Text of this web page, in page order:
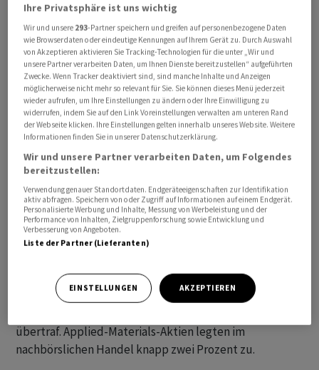
Der Chip-Zulieferer geht dabei von einem Umsatz von
6,51 Milliarden Dollar (plus oder minus 400 Millionen
Dollar) aus, wie das Unternehmen am Donnerstag nach
US-Börsenschluss mitteilte. Analysten erwarten 5,86
Milliarden Dollar. Applied Materials verwies auf
weltweit milliardenschwere Subventionen der
Regierungen in den USA, Europa und Japan für den Bau
von Chip-Fabriken. Der beinigte Gewinn dürfte zwischen
Markterwartungen von 1,61 Dollar. Im dritten Quartal
lag der Umsatz bei 6,43 Milliarden Dollar, was ebenfalls
übertraf. Applied-Materials-Aktien legten im
nachbörslichen Handel knapp zwei Prozent zu.
Ihre Privatsphäre ist uns wichtig
Wir und unsere 293-Partner speichern und greifen auf personenbezogene Daten
wie Browserdaten oder eindeutige Kennungen auf Ihrem Gerät zu. Durch Auswahl
von Akzeptieren aktivieren Sie Tracking-Technologien für die unter „Wir und
unsere Partner verarbeiten Daten, um Ihnen Dienste bereitzustellen“ aufgeführten
Zwecke. Wenn Tracker deaktiviert sind, sind manche Inhalte und Anzeigen
möglicherweise nicht mehr so relevant für Sie. Sie können dieses Menü jederzeit
wieder aufrufen, um Ihre Einstellungen zu ändern oder Ihre Einwilligung zu
widerrufen, indem Sie auf den Link Voreinstellungen verwalten am unteren Rand
der Webseite klicken. Ihre Einstellungen gelten innerhalb unseres Website. Weitere
Informationen finden Sie in unserer Datenschutzerklärung.
Wir und unsere Partner verarbeiten Daten, um Folgendes
bereitzustellen:
Verwendung genauer Standortdaten. Endgeräteeigenschaften zur Identifikation
aktiv abfragen. Speichern von oder Zugriff auf Informationen auf einem Endgerät.
Personalisierte Werbung und Inhalte, Messung von Werbeleistung und der
Performance von Inhalten, Zielgruppenforschung sowie Entwicklung und
Verbesserung von Angeboten.
Liste der Partner (Lieferanten)
EINSTELLUNGEN AKZEPTIEREN